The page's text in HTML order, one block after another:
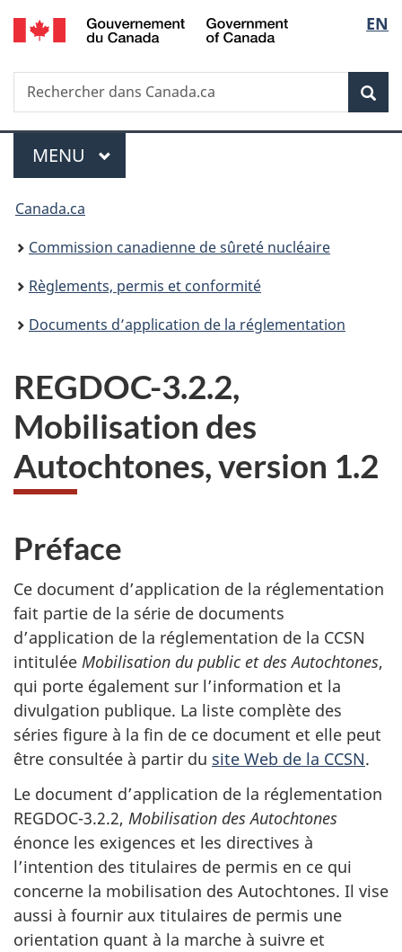
Passer
au
principal
de
la
EN
Recherche
Rechercher
dans
Menu
MENU PRINCIPAL
Vous
êtes
ici
Canada.ca
Commission canadienne de sûreté nucléaire
Règlements, permis et conformité
Documents d’application de la réglementation
REGDOC-3.2.2,
Mobilisation des
Autochtones, version 1.2
Préface
Ce document d’application de la réglementation
fait partie de la série de documents
d’application de la réglementation de la CCSN
intitulée Mobilisation du public et des Autochtones,
qui porte également sur l’information et la
divulgation publique. La liste complète des
séries figure à la fin de ce document et elle peut
être consultée à partir du site Web de la CCSN.
Le document d’application de la réglementation
REGDOC-3.2.2, Mobilisation des Autochtones
énonce les exigences et les directives à
l’intention des titulaires de permis en ce qui
concerne la mobilisation des Autochtones. Il vise
aussi à fournir aux titulaires de permis une
orientation quant à la marche à suivre et